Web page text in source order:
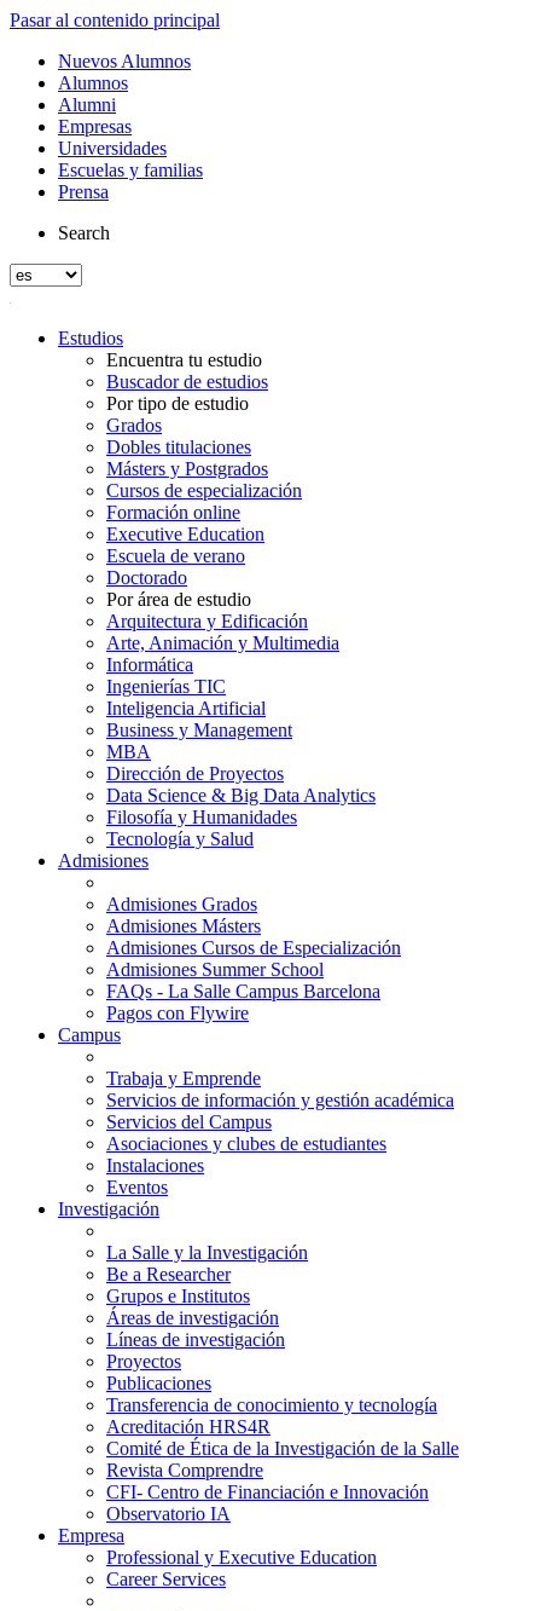
Pasar al contenido principal
Nuevos Alumnos
Alumnos
Alumni
Empresas
Universidades
Escuelas y familias
Prensa
Search
Estudios
Encuentra tu estudio
Buscador de estudios
Por tipo de estudio
Grados
Dobles titulaciones
Másters y Postgrados
Cursos de especialización
Formación online
Executive Education
Escuela de verano
Doctorado
Por área de estudio
Arquitectura y Edificación
Arte, Animación y Multimedia
Informática
Ingenierías TIC
Inteligencia Artificial
Business y Management
MBA
Dirección de Proyectos
Data Science & Big Data Analytics
Filosofía y Humanidades
Tecnología y Salud
Admisiones
Admisiones Grados
Admisiones Másters
Admisiones Cursos de Especialización
Admisiones Summer School
FAQs - La Salle Campus Barcelona
Pagos con Flywire
Campus
Trabaja y Emprende
Servicios de información y gestión académica
Servicios del Campus
Asociaciones y clubes de estudiantes
Instalaciones
Eventos
Investigación
La Salle y la Investigación
Be a Researcher
Grupos e Institutos
Áreas de investigación
Líneas de investigación
Proyectos
Publicaciones
Transferencia de conocimiento y tecnología
Acreditación HRS4R
Comité de Ética de la Investigación de la Salle
Revista Comprendre
CFI- Centro de Financiación e Innovación
Observatorio IA
Empresa
Professional y Executive Education
Career Services